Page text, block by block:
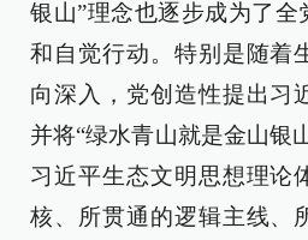
银山”理念也逐步成为了全
和自觉行动。特别是随着
向深入，党创造性提出习
并将“绿水青山就是金山银
习近平生态文明思想理论
核、所贯通的逻辑主线、